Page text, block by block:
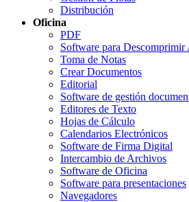
Distribución
Oficina
PDF
Software para Descomprimir
Toma de Notas
Crear Documentos
Editorial
Software de gestión
Editores de Texto
Hojas de Cálculo
Calendarios Electrónicos
Software de Firma Digital
Intercambio de Archivos
Software de Oficina
Software para presentaciones
Navegadores